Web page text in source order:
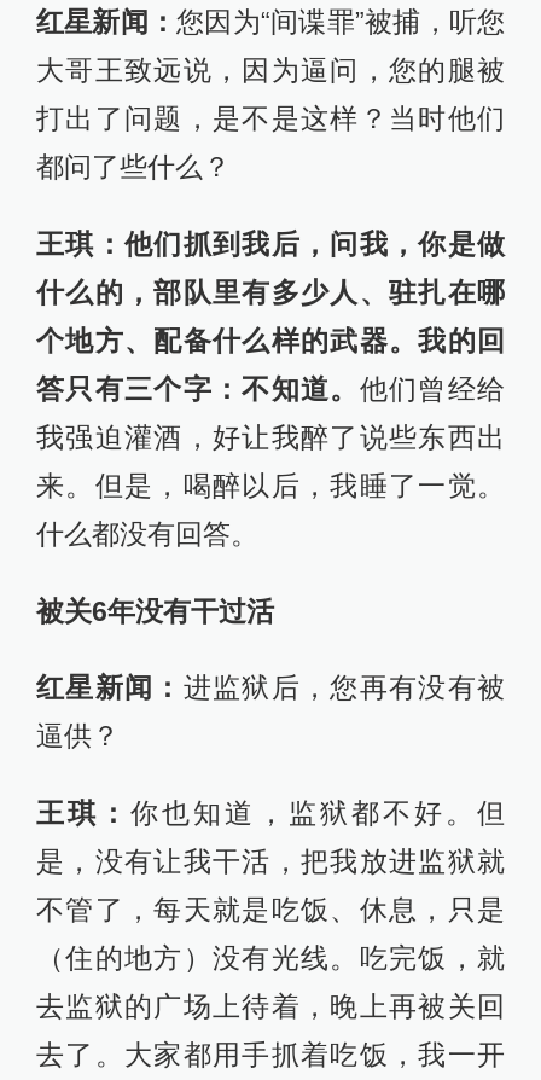
红星新闻：您因为“间谍罪”被捕，听您
大哥王致远说，因为逼问，您的腿被
打出了问题，是不是这样？当时他们
都问了些什么？
王琪：他们抓到我后，问我，你是做
什么的，部队里有多少人、驻扎在哪
个地方、配备什么样的武器。我的回
答只有三个字：不知道。 他们曾经给
我强迫灌酒，好让我醉了说些东西出
来。但是，喝醉以后，我睡了一觉。
什么都没有回答。
被关6年没有干过活
红星新闻： 进监狱后，您再有没有被
逼供？
王琪：你也知道，监狱都不好。但
是，没有让我干活，把我放进监狱就
不管了，每天就是吃饭、休息，只是
（住的地方）没有光线。吃完饭，就
去监狱的广场上待着，晚上再被关回
去了。大家都用手抓着吃饭，我一开